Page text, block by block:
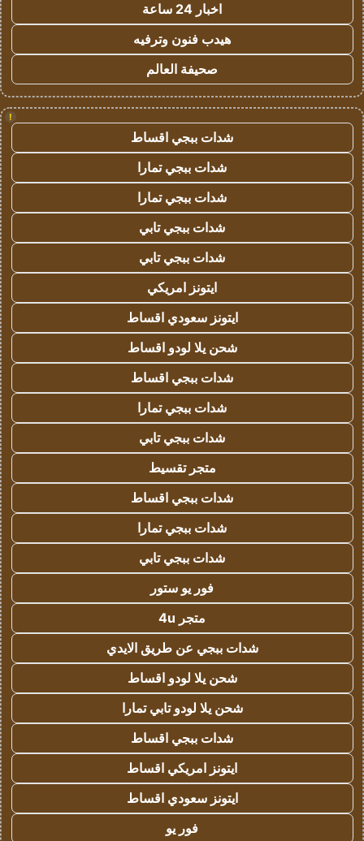
اخبار 24 ساعة
هيدب فنون وترفيه
صحيفة العالم
!
شدات ببجي اقساط
شدات ببجي تمارا
شدات ببجي تمارا
شدات ببجي تابي
شدات ببجي تابي
ايتونز امريكي
ايتونز سعودي اقساط
شحن يلا لودو اقساط
شدات ببجي اقساط
شدات ببجي تمارا
شدات ببجي تابي
متجر تقسيط
شدات ببجي اقساط
شدات ببجي تمارا
شدات ببجي تابي
فور يو ستور
متجر 4u
شدات ببجي عن طريق الايدي
شحن يلا لودو اقساط
شحن يلا لودو تابي تمارا
شدات ببجي اقساط
ايتونز امريكي اقساط
ايتونز سعودي اقساط
فور يو